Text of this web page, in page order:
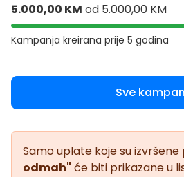
5.000,00 KM od 5.000,00 KM
Kampanja kreirana prije 5 godina
Sve
Samo uplate koje su
odmah" će biti prikazane u